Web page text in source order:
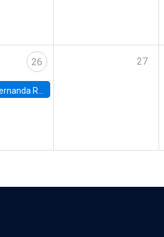
26
Rojas Ampuero, University of Wisconsin-Madison
27